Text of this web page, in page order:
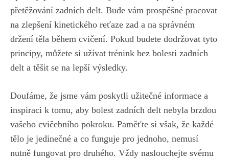
přetěžování zadních delt. Bude vám prospěšné pracovat
na zlepšení kinetického reťaze zad a na správném
držení těla během cvičení. Pokud budete dodržovat tyto
principy, můžete si užívat trénink bez bolesti zadních
delt a těšit se na lepší výsledky.
Doufáme, že jsme vám poskytli užitečné informace a
inspiraci k tomu, aby bolest zadních delt nebyla brzdou
vašeho cvičebního pokroku. Paměťte si však, že každé
tělo je jedinečné a co funguje pro jednoho, nemusí
nutně fungovat pro druhého. Vždy naslouchejte svému